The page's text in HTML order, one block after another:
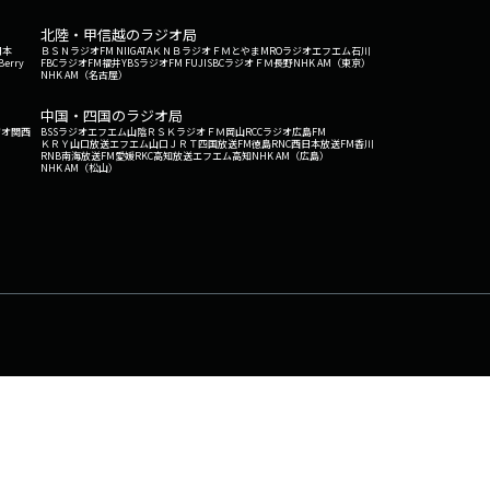
本
北陸・甲信越のラジオ局
ＢＳＮラジオFM NIIGATAＫＮＢラジオ ＦＭとやまMROラジオエフエム石川
FBCラジオFM福井YBSラジオFM FUJISBCラジオ ＦＭ長野NHK AM（東京）
NHK AM（名古屋）
関西
中国・四国のラジオ局
BSSラジオエフエム山陰ＲＳＫラジオ ＦＭ岡山RCCラジオ広島FM
ＫＲＹ山口放送エフエム山口 ＪＲＴ四国放送FM徳島RNC西日本放送FM香川
RNB南海放送FM愛媛RKC高知放送エフエム高知NHK AM（広島）
NHK AM（松山）